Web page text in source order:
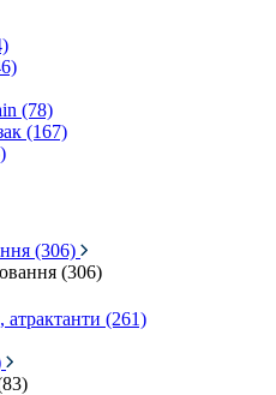
(78)
(167)
(306)
(306)
атрактанти (261)